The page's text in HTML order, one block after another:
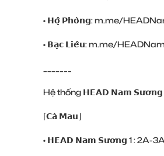
• 𝗛𝗼̣̂ 𝗣𝗵𝗼̀𝗻𝗴:m.me/
• 𝗕𝗮̣𝗰 𝗟𝗶𝗲̂𝘂:m.me/
Hệ thống 𝗛𝗘𝗔𝗗 𝗡𝗮𝗺 𝗦𝘂̛𝗼̛𝗻𝗴
⌈𝗖𝗮̀ 𝗠𝗮𝘂⌋
• 𝗛𝗘𝗔𝗗 𝗡𝗮𝗺 𝗦𝘂̛𝗼̛𝗻𝗴 1 : 2A-3A